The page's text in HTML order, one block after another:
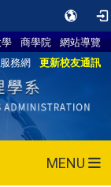
商學院
網站導覽
務網
更新校友通訊
MENU